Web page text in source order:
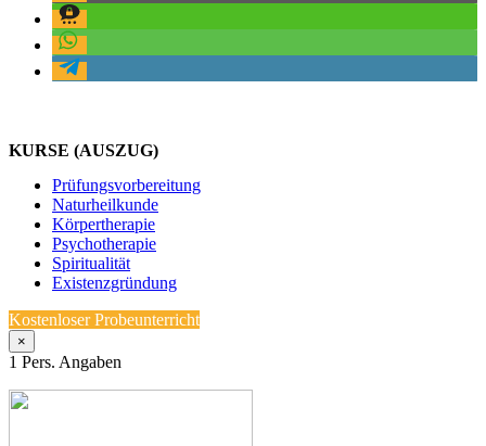
KURSE (AUSZUG)
Prüfungsvorbereitung
Naturheilkunde
Körpertherapie
Psychotherapie
Spiritualität
Existenzgründung
Kostenloser Probeunterricht
×
1 Pers. Angaben